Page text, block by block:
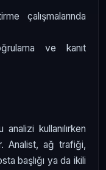
çalışmalarında
ve kanıt
kullanılırken
Analist, ağ trafiği,
başlığı ya da ikili